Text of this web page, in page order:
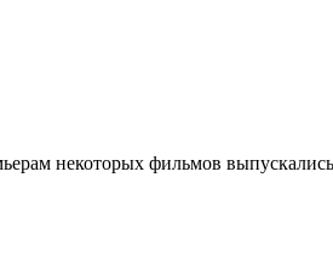
некоторых фильмов